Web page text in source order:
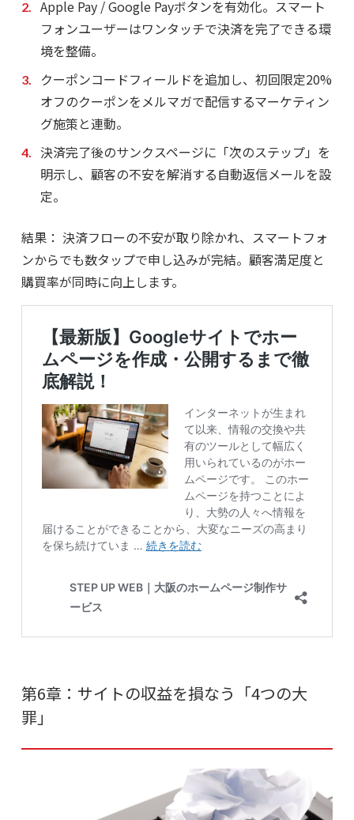
Apple Pay / Google Payボタンを有効化。スマート
フォンユーザーはワンタッチで決済を完了できる環
境を整備。
クーポンコードフィールドを追加し、初回限定20%
オフのクーポンをメルマガで配信するマーケティン
グ施策と連動。
決済完了後のサンクスページに「次のステップ」を
明示し、顧客の不安を解消する自動返信メールを設
定。
結果： 決済フローの不安が取り除かれ、スマートフォ
ンからでも数タップで申し込みが完結。顧客満足度と
購買率が同時に向上します。
第6章：サイトの収益を損なう「4つの大
罪」